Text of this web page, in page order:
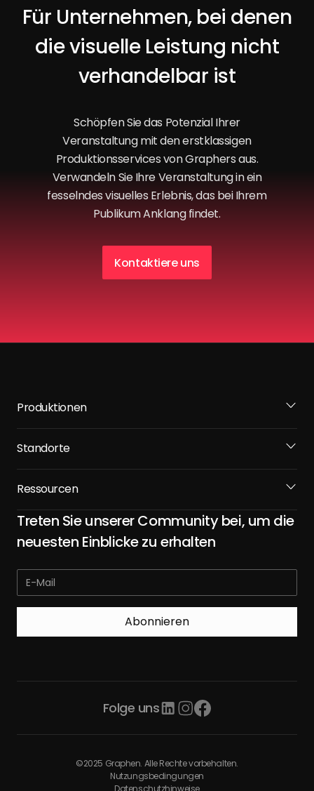
Für Unternehmen, bei denen
die visuelle Leistung nicht
verhandelbar ist
Schöpfen Sie das Potenzial Ihrer
Veranstaltung mit den erstklassigen
Produktionsservices von Graphers aus.
Verwandeln Sie Ihre Veranstaltung in ein
fesselndes visuelles Erlebnis, das bei Ihrem
Publikum Anklang findet.
Kontaktiere uns
Treten Sie unserer Community bei, um die
neuesten Einblicke zu erhalten
Produktionen
Standorte
Ressourcen
Folge uns
©2025 Graphen. Alle Rechte vorbehalten.
Nutzungsbedingungen
Datenschutzhinweise